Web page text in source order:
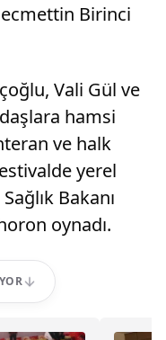
Birinci
Vali Gül ve
hamsi
ve halk
yerel
Bakanı
oynadı.